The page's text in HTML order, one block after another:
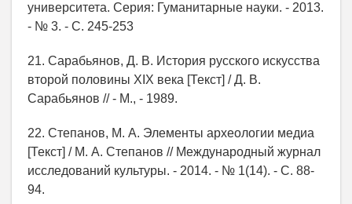
университета. Серия: Гуманитарные науки. - 2013.
- № 3. - С. 245-253
21. Сарабьянов, Д. В. История русского искусства
второй половины XIX века [Текст] / Д. В.
Сарабьянов // - М., - 1989.
22. Степанов, М. А. Элементы археологии медиа
[Текст] / М. А. Степанов // Международный журнал
исследований культуры. - 2014. - № 1(14). - С. 88-
94.